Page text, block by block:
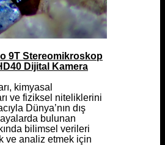
9T Stereomikroskop
Dijital Kamera
kimyasal
ve fiziksel niteliklerini
Dünya’nın dış
bulunan
bilimsel verileri
ve analiz etmek için
9T Stereomikroskop
Dijital Kamera
kimyasal
ve fiziksel niteliklerini
Dünya’nın dış
bulunan
bilimsel verileri
ve analiz etmek için